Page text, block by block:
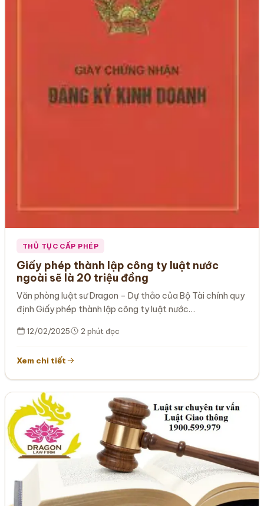
THỦ TỤC CẤP PHÉP
Giấy phép thành lập công ty luật nước
ngoài sẽ là 20 triệu đồng
Văn phòng luật sư Dragon – Dự thảo của Bộ Tài chính quy
định Giấy phép thành lập công ty luật nước…
12/02/2025 2 phút đọc
Xem chi tiết